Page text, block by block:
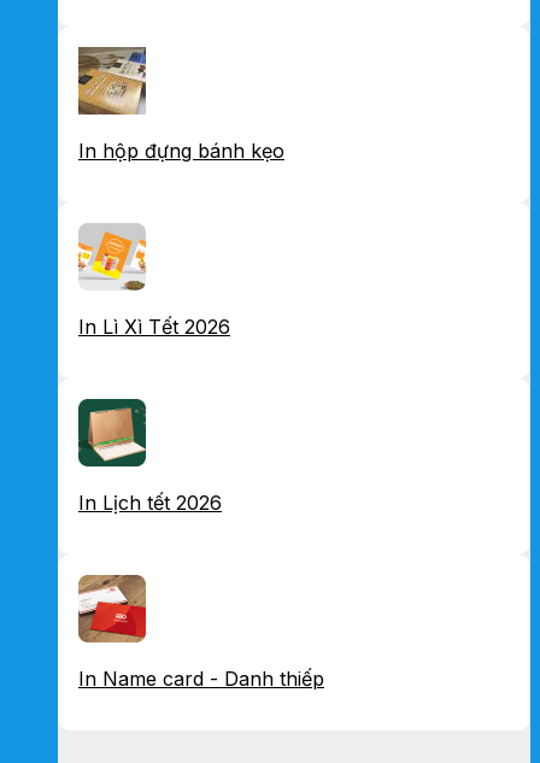
In hộp đựng bánh kẹo
In Lì Xì Tết 2026
In Lịch tết 2026
In Name card - Danh thiếp